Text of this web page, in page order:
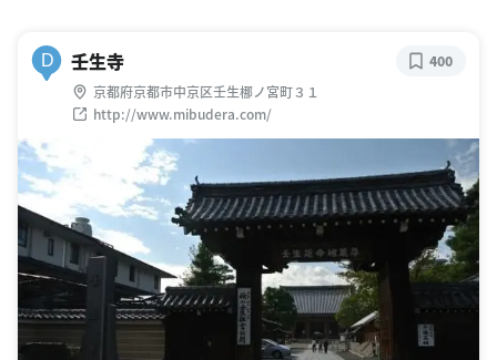
D 壬生寺
京都府京都市中京区壬生梛ノ宮町３１
http://www.mibudera.com/
400